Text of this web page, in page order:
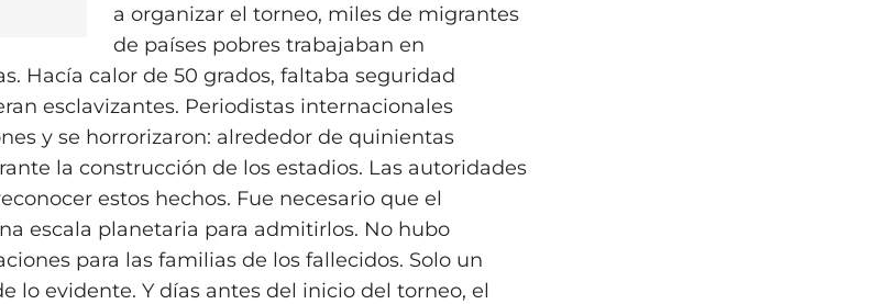
a organizar el torneo, miles de migrantes
de países pobres trabajaban en
Hacía calor de 50 grados, faltaba seguridad
esclavizantes. Periodistas internacionales
y se horrorizaron: alrededor de quinientas
la construcción de los estadios. Las autoridades
estos hechos. Fue necesario que el
escala planetaria para admitirlos. No hubo
para las familias de los fallecidos. Solo un
lo evidente. Y días antes del inicio del torneo, el